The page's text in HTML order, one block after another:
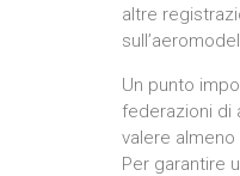
altre
Un punto
federazioni di
valere
Per garantire